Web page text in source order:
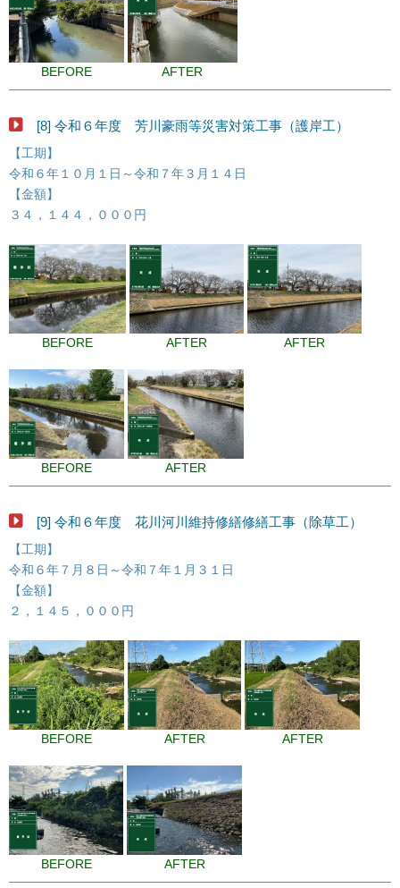
BEFORE AFTER
[8] 令和６年度 芳川豪雨等災害対策工事（護岸工）
【工期】
令和６年１０月１日～令和７年３月１４日
【金額】
３４，１４４，０００円
BEFORE AFTER AFTER
BEFORE AFTER
[9] 令和６年度 花川河川維持修繕修繕工事（除草工）
【工期】
令和６年７月８日～令和７年１月３１日
【金額】
２，１４５，０００円
BEFORE AFTER AFTER
BEFORE AFTER